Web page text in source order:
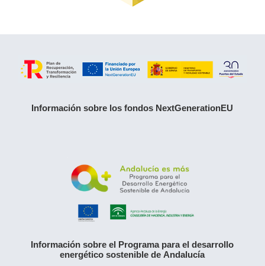
Información sobre los fondos NextGenerationEU
Información sobre el Programa para el desarrollo
energético sostenible de Andalucía